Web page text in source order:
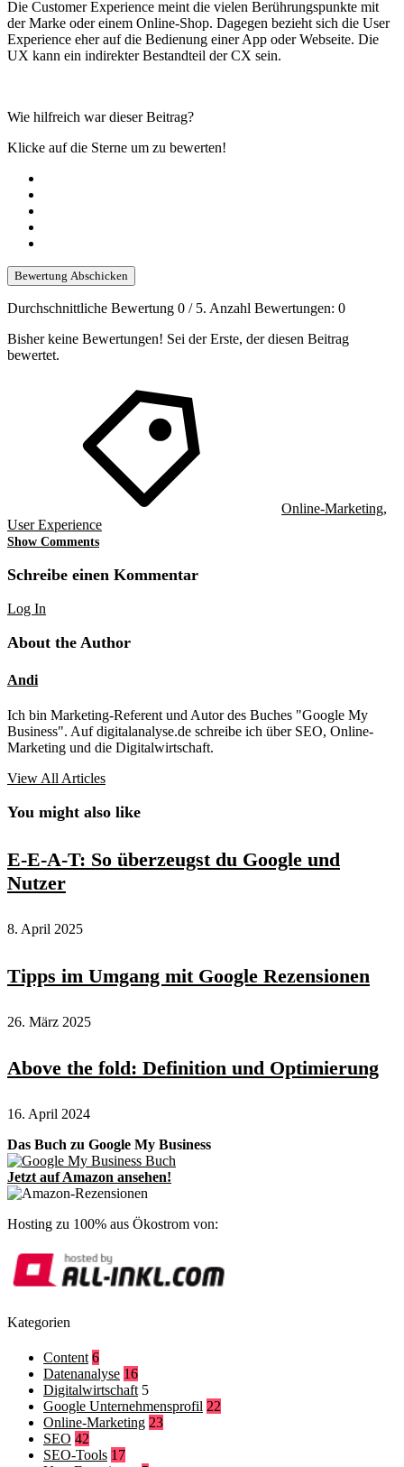
Die Customer Experience meint die vielen Berührungspunkte mit
der Marke oder einem Online-Shop. Dagegen bezieht sich die User
Experience eher auf die Bedienung einer App oder Webseite. Die
UX kann ein indirekter Bestandteil der CX sein.
Wie hilfreich war dieser Beitrag?
Klicke auf die Sterne um zu bewerten!
Bewertung Abschicken
Durchschnittliche Bewertung 0 / 5. Anzahl Bewertungen: 0
Bisher keine Bewertungen! Sei der Erste, der diesen Beitrag
bewertet.
Online-Marketing,
User Experience
Show Comments
Schreibe einen Kommentar
Log In
About the Author
Andi
Ich bin Marketing-Referent und Autor des Buches "Google My
Business". Auf digitalanalyse.de schreibe ich über SEO, Online-
Marketing und die Digitalwirtschaft.
View All Articles
You might also like
E-E-A-T: So überzeugst du Google und
Nutzer
8. April 2025
Tipps im Umgang mit Google Rezensionen
26. März 2025
Above the fold: Definition und Optimierung
16. April 2024
Das Buch zu Google My Business
Jetzt auf Amazon ansehen!
Hosting zu 100% aus Ökostrom von:
Kategorien
Content 6
Datenanalyse 16
Digitalwirtschaft 5
Google Unternehmensprofil 22
Online-Marketing 23
SEO 42
SEO-Tools 17